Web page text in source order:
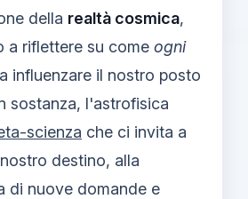
della realtà cosmica,
a riflettere su come ogni
influenzare il nostro posto
sostanza, l'astrofisica
scienza che ci invita a
destino, alla
di nuove domande e